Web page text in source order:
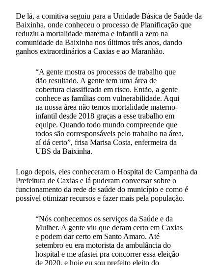
De lá, a comitiva seguiu para a Unidade Básica de Saúde da
Baixinha, onde conheceu o processo de Planificação que
reduziu a mortalidade materna e infantil a zero na
comunidade da Baixinha nos últimos três anos, dando
ganhos extraordinários a Caxias e ao Maranhão.
“A gente mostra os processos de trabalho que
dão resultado. A gente tem uma área de
cobertura classificada em risco. Então, a gente
conhece as famílias com vulnerabilidade. Aqui
na nossa área não temos mortalidade materno-
infantil desde 2018 graças a esse trabalho em
equipe. Quando todo mundo compreende que
todos são corresponsáveis pelo trabalho na área,
aí dá certo”, frisa Marisa Costa, enfermeira da
UBS da Baixinha.
Logo depois, eles conheceram o Hospital de Campanha da
Prefeitura de Caxias e lá puderam conversar sobre o
funcionamento da rede de saúde do município e como é
possível otimizar recursos e fazer mais pela população.
“Nós conhecemos os serviços da Saúde e da
Mulher. A gente viu que deram certo em Caxias
e podem dar certo em Santo Amaro. Até
setembro eu era motorista da ambulância do
hospital e me afastei pra concorrer essa eleição
de 2020, e hoje eu sou prefeito eleito do